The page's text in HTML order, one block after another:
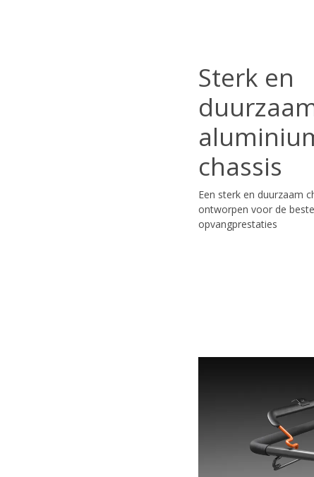
Sterk en
chassis
Een sterk en duurzaam
ontworpen voor de beste
opvangprestaties